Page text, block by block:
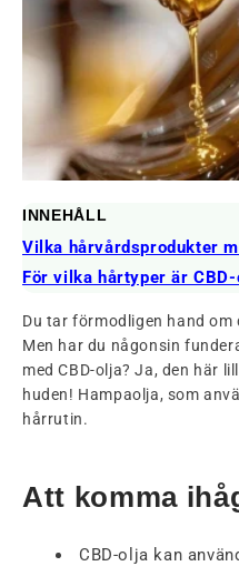
INNEHÅLL
Vilka hårvårdsprodukter
För vilka hårtyper är
Du tar förmodligen hand
Men har du någonsin
med CBD-olja? Ja, den här
huden! Hampaolja, som
hårrutin.
Att komma
CBD-olja kan